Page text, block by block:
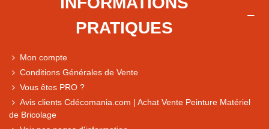
Express, Chez vous, Point relais, Retrait magasin
PRATIQUES
Mon compte
Conditions Générales de Vente
Vous êtes PRO ?
Avis clients Cdécomania.com | Achat Vente Peinture Matériel
de Bricolage